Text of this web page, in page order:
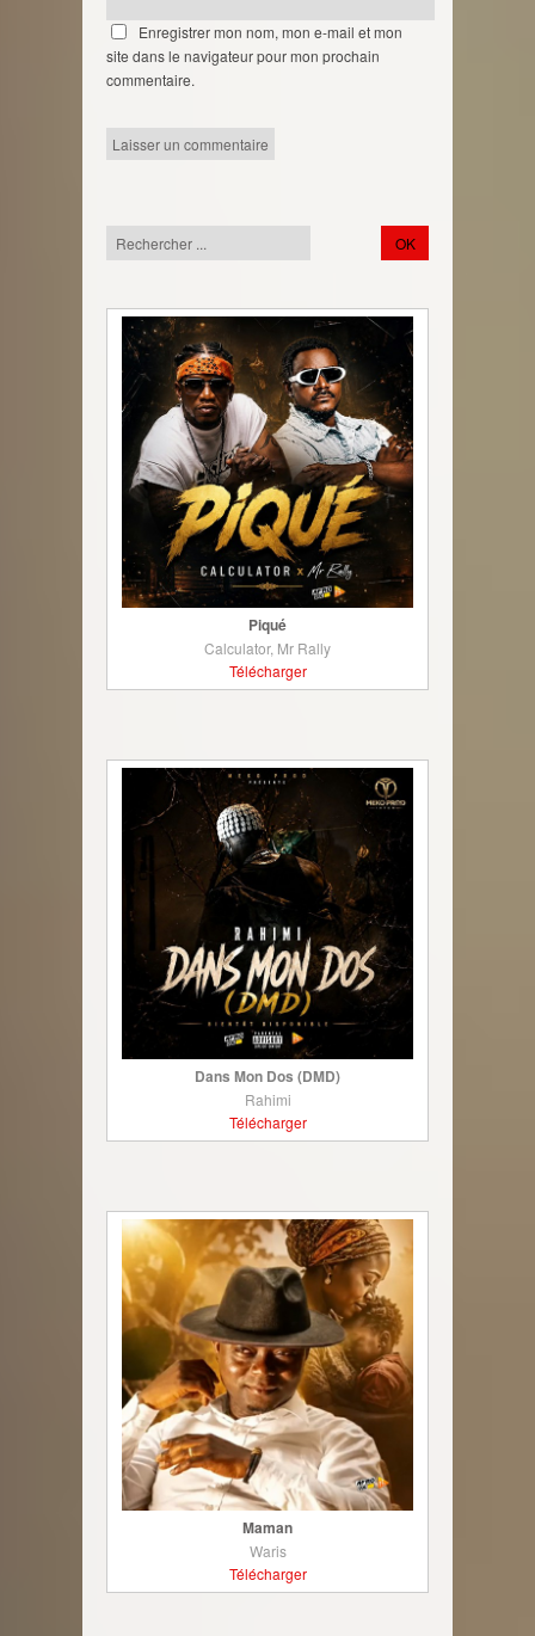
Enregistrer mon nom, mon e-mail et mon
site dans le navigateur pour mon prochain
commentaire.
Piqué
Calculator, Mr Rally
Télécharger
Dans Mon Dos (DMD)
Rahimi
Télécharger
Maman
Waris
Télécharger